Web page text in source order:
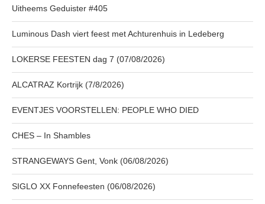
Uitheems Geduister #405
Luminous Dash viert feest met Achturenhuis in Ledeberg
LOKERSE FEESTEN dag 7 (07/08/2026)
ALCATRAZ Kortrijk (7/8/2026)
EVENTJES VOORSTELLEN: PEOPLE WHO DIED
CHES – In Shambles
STRANGEWAYS Gent, Vonk (06/08/2026)
SIGLO XX Fonnefeesten (06/08/2026)